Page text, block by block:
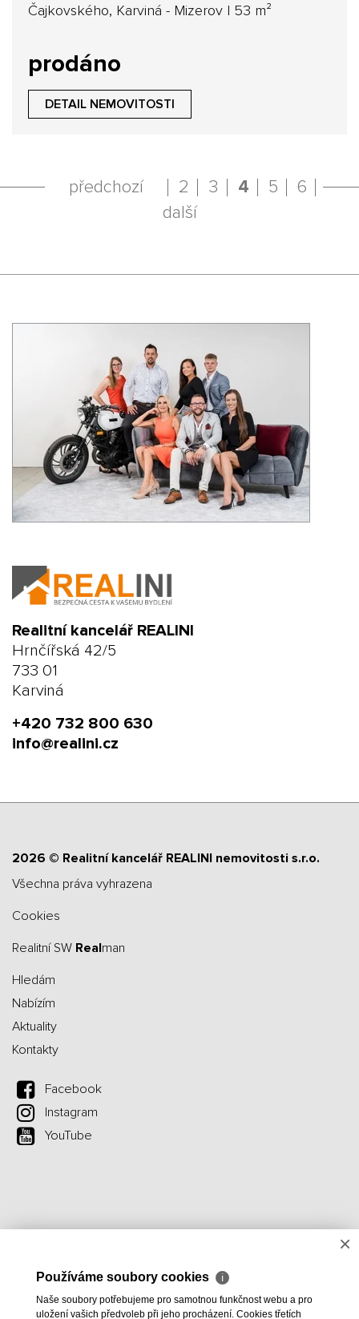
Čajkovského, Karviná - Mizerov | 53 m²
prodáno
DETAIL NEMOVITOSTI
předchozí 2 3 4 5
6
další
Realitní kancelář REALINI
Hrnčířská 42/5
733 01
Karviná
+420 732 800 630
info@realini.cz
2026 © Realitní kancelář REALINI nemovitosti s.r.o.
všechna práva vyhrazena
Cookies
Realitní SW Realman
Hledám
Nabízím
Aktuality
Kontakty
Facebook
Instagram
YouTube
×
Používáme soubory cookies ℹ
Naše soubory potřebujeme pro samotnou funkčnost webu a pro
uložení vašich předvoleb při jeho procházení. Cookies třetích